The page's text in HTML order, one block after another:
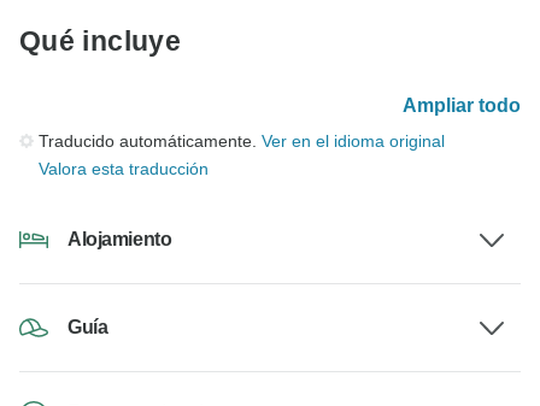
Qué incluye
Ampliar todo
Traducido automáticamente. Ver en el idioma original
Valora esta traducción
Alojamiento
Guía